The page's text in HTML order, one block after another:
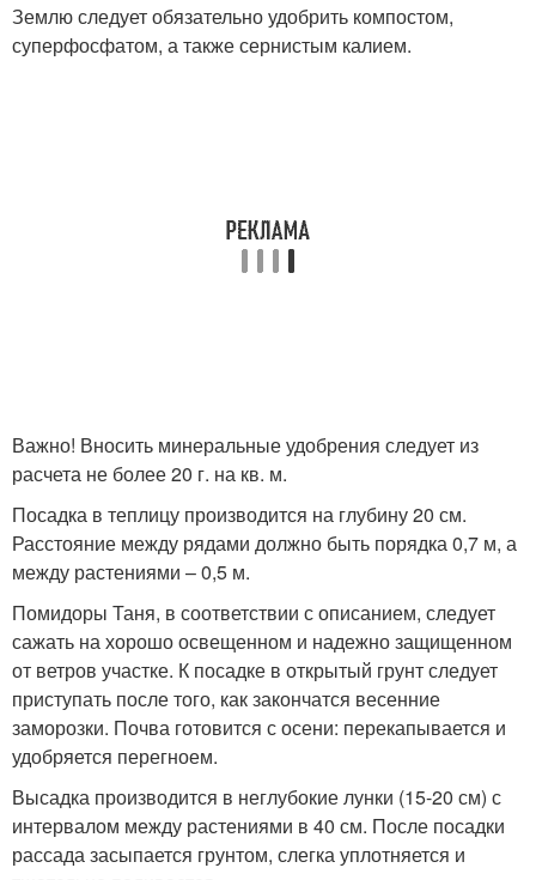
Землю следует обязательно удобрить компостом,
суперфосфатом, а также сернистым калием.
Важно! Вносить минеральные удобрения следует из
расчета не более 20 г. на кв. м.
Посадка в теплицу производится на глубину 20 см.
Расстояние между рядами должно быть порядка 0,7 м, а
между растениями – 0,5 м.
Помидоры Таня, в соответствии с описанием, следует
сажать на хорошо освещенном и надежно защищенном
от ветров участке. К посадке в открытый грунт следует
приступать после того, как закончатся весенние
заморозки. Почва готовится с осени: перекапывается и
удобряется перегноем.
Высадка производится в неглубокие лунки (15-20 см) с
интервалом между растениями в 40 см. После посадки
рассада засыпается грунтом, слегка уплотняется и